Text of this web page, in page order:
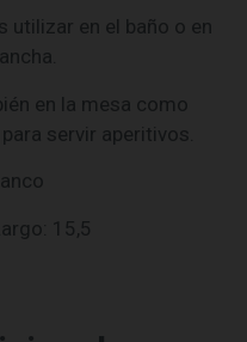
utilizar en el baño o en
en la mesa como
servir aperitivos.
15,5